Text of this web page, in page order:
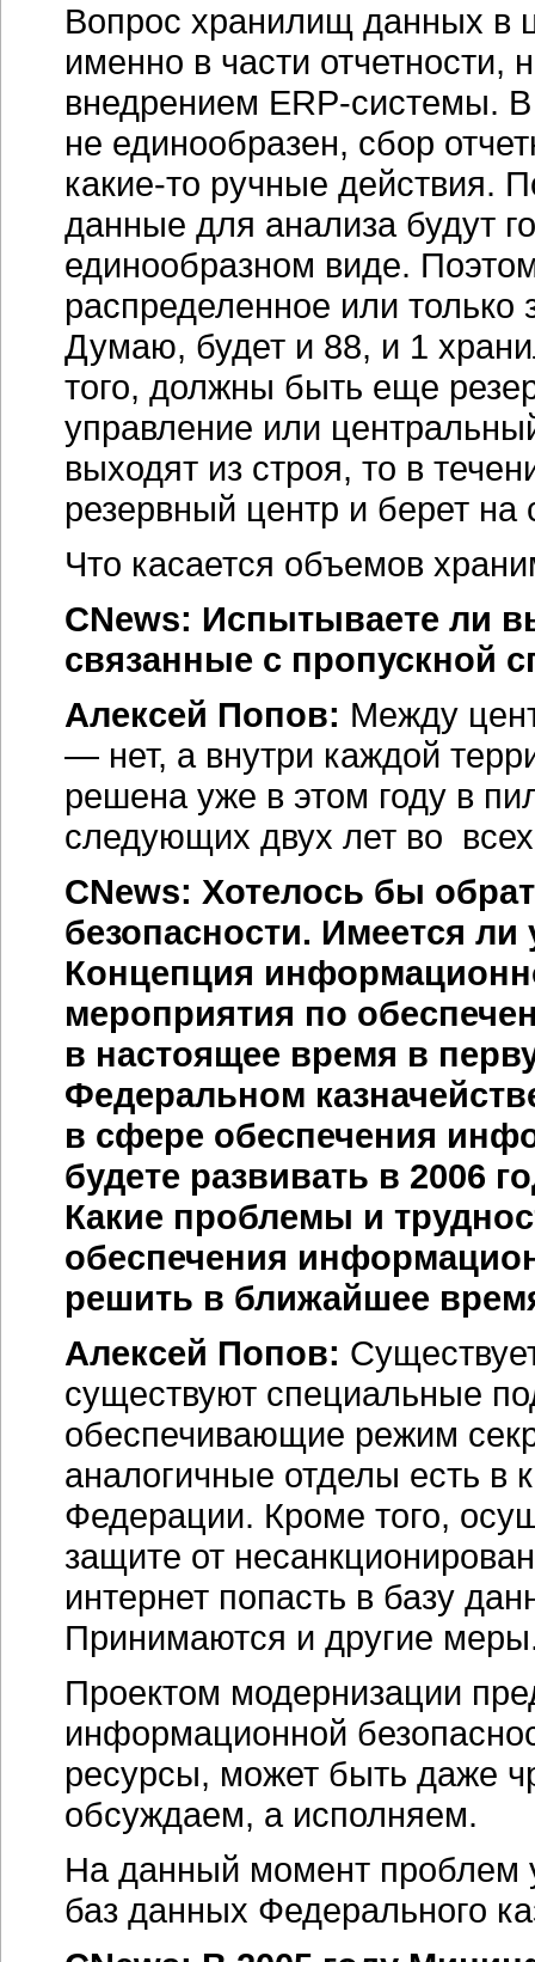
Вопрос хранилищ данных в
именно в части
внедрением ERP-системы.
не единообразен, сбор
какие-то ручные действия.
данные для анализа будут
единообразном виде.
распределенное или
Думаю, будет и 88, и 1
того, должны быть еще
управление или
выходят из строя, то в
резервный центр и берет
Что касается объемов
CNews: Испытываете ли
связанные с пропускной
Алексей Попов: Между
— нет, а внутри каждой
решена уже в этом году в
следующих двух лет во
CNews: Хотелось бы
безопасности. Имеется ли
Концепция
мероприятия по
в настоящее время в
Федеральном
в сфере обеспечения
будете развивать в 2006
Какие проблемы и
обеспечения
решить в ближайшее
Алексей Попов:
существуют специальные
обеспечивающие режим
аналогичные отделы есть в
Федерации. Кроме того,
защите от
интернет попасть в базу
Принимаются и другие
Проектом модернизации
информационной
ресурсы, может быть даже
обсуждаем, а исполняем.
На данный момент проблем
баз данных Федерального